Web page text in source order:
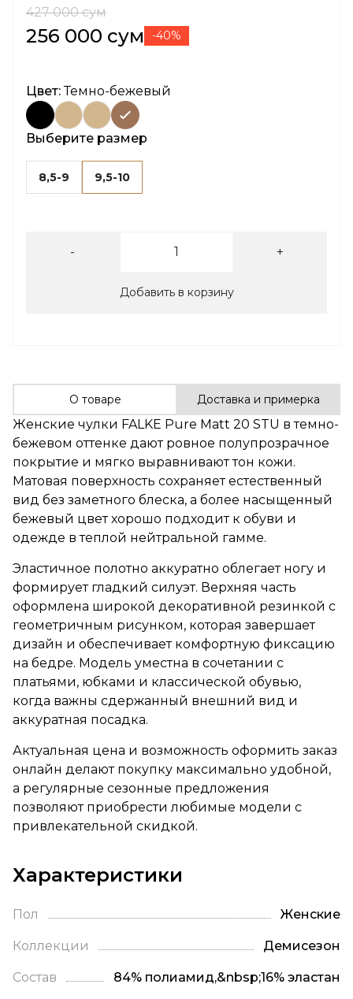
427 000 сум
256 000 сум -40%
Цвет:Темно-бежевый
Выберите размер
8,5-9 9,5-10
- +
Добавить в корзину
О товаре Доставка и примерка
Женские чулки FALKE Pure Matt 20 STU в темно-
бежевом оттенке дают ровное полупрозрачное
покрытие и мягко выравнивают тон кожи.
Матовая поверхность сохраняет естественный
вид без заметного блеска, а более насыщенный
бежевый цвет хорошо подходит к обуви и
одежде в теплой нейтральной гамме.
Эластичное полотно аккуратно облегает ногу и
формирует гладкий силуэт. Верхняя часть
оформлена широкой декоративной резинкой с
геометричным рисунком, которая завершает
дизайн и обеспечивает комфортную фиксацию
на бедре. Модель уместна в сочетании с
платьями, юбками и классической обувью,
когда важны сдержанный внешний вид и
аккуратная посадка.
Актуальная цена и возможность оформить заказ
онлайн делают покупку максимально удобной,
а регулярные сезонные предложения
позволяют приобрести любимые модели с
привлекательной скидкой.
Характеристики
Пол Женские
Коллекции Демисезон
Состав 84% полиамид,&nbsp;16% эластан